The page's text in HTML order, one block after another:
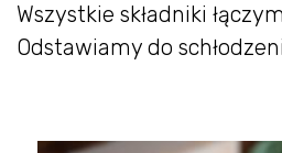
Wszystkie składniki
Odstawiamy do